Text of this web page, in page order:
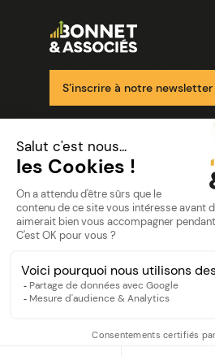
Image
S’inscrire à notre newsletter
Nos solutions
Nos cabinets
Mon espace client